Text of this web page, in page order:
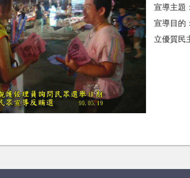
宣導主題
宣導目的
立優質民